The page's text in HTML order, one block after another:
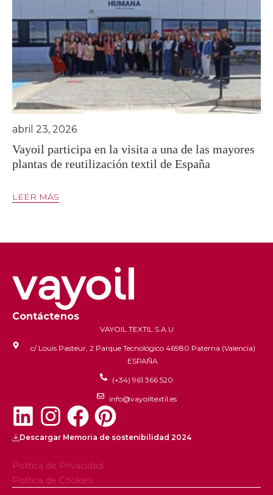
Vayoil participa en la visita a una de las mayores
plantas de reutilización textil de España
abril 23, 2026
LEER MÁS
Contáctenos
VAYOIL TEXTIL S.A.U
c/ Louis Pasteur, 2 Parque Tecnológico 46980 Paterna (Valencia)
ESPAÑA
(+34) 961 366 520
info@vayoiltextil.es
Descargar Memoria de sostenibilidad 2024
Política de Privacidad.
Política de Cookies.